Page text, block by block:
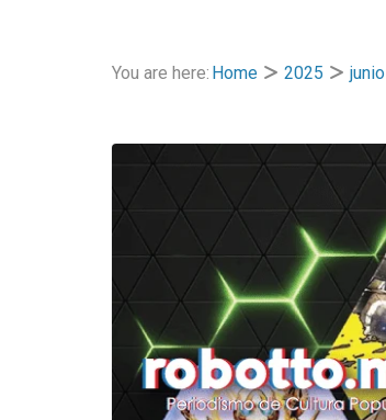
You are here: Home 2025 junio